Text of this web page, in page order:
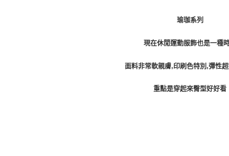
瑜珈系列
現在休閒運動服飾也是一種
面料非常軟親膚,印刷色特別,彈性
重點是穿起來臀型好好看